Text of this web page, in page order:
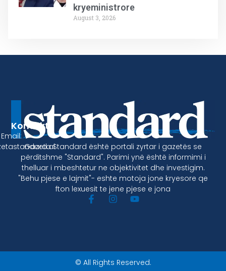
kryeministrore
August 3, 2026
Gazeta Standard është portali zyrtar i gazetës se
përditshme "Standard". Parimi ynë është informimi i
thelluar i mbeshtetur ne objektivitet dhe investigim.
"Behu pjese e lajmit"- eshte motoja jone kryesore qe
fton lexuesit te jene pjese e jona
Kontakt
Email:
© All Rights Reserved.